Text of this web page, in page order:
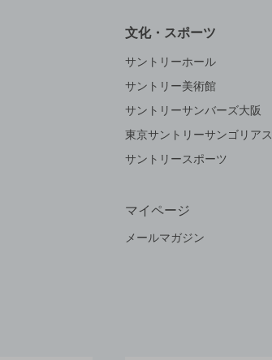
文化・スポーツ
サントリーホール
サントリー美術館
サントリーサンバーズ大阪
東京サントリーサンゴリアス
サントリースポーツ
マイページ
メールマガジン